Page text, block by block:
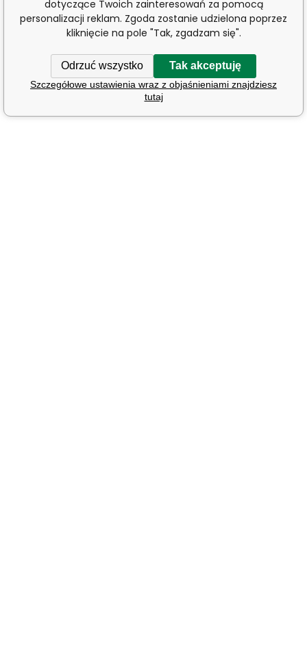
dotyczące Twoich zainteresowań za pomocą
personalizacji reklam. Zgoda zostanie udzielona poprzez
kliknięcie na pole "Tak, zgadzam się".
Odrzuć wszystko Tak akceptuję
Szczegółowe ustawienia wraz z objaśnieniami znajdziesz
tutaj